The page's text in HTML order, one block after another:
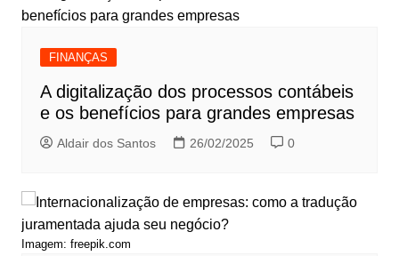
FINANÇAS
A digitalização dos processos contábeis
e os benefícios para grandes empresas
Aldair dos Santos 26/02/2025 0
Imagem: freepik.com